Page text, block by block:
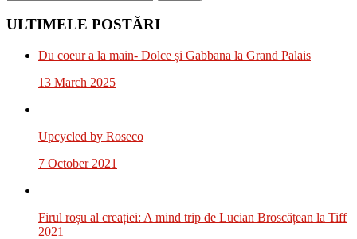
ULTIMELE POSTĂRI
Du coeur a la main- Dolce și Gabbana la Grand Palais
13 March 2025
Upcycled by Roseco
7 October 2021
Firul roșu al creației: A mind trip de Lucian Broscățean la Tiff
2021